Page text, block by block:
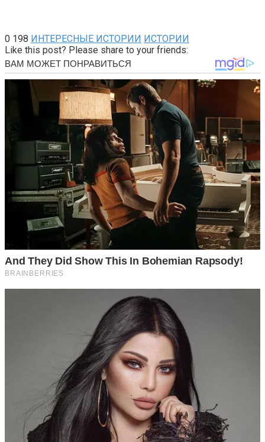
0 198 ИНТЕРЕСНЫЕ ИСТОРИИ ИСТОРИИ
Like this post? Please share to your friends: